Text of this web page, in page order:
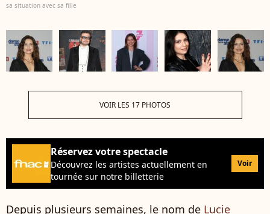
sa situation avec sa fille
VOIR LES 17 PHOTOS
Réservez votre spectacle
Découvrez les artistes actuellement en
tournée sur notre billetterie
Voir
Depuis plusieurs semaines, le nom de Lucie